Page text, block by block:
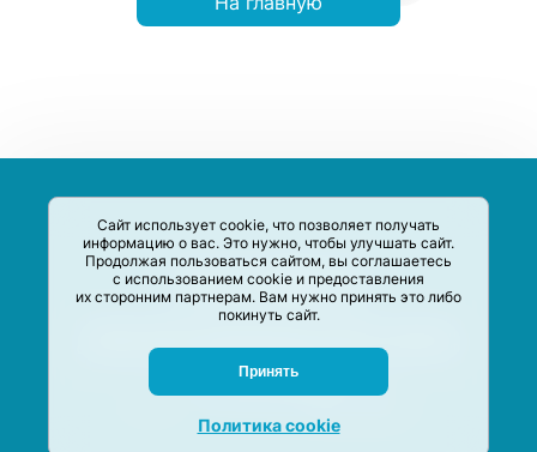
Сайт использует cookie, что позволяет получать
информацию о вас. Это нужно, чтобы улучшать сайт.
Продолжая пользоваться сайтом, вы соглашаетесь
с использованием cookie и предоставления
их сторонним партнерам. Вам нужно принять это либо
покинуть сайт.
Принять
Политика cookie
систематизации акций и скидок на товары и услуги в РФ
Задать вопрос
© M-Social production 2020 –2026